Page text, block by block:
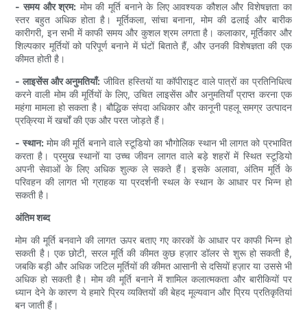
- समय और श्रम: मोम की मूर्ति बनाने के लिए आवश्यक कौशल और विशेषज्ञता का
स्तर बहुत अधिक होता है। मूर्तिकला, सांचा बनाना, मोम की ढलाई और बारीक
कारीगरी, इन सभी में काफी समय और कुशल श्रम लगता है। कलाकार, मूर्तिकार और
शिल्पकार मूर्तियों को परिपूर्ण बनाने में घंटों बिताते हैं, और उनकी विशेषज्ञता की एक
कीमत होती है।
- लाइसेंस और अनुमतियाँ: जीवित हस्तियों या कॉपीराइट वाले पात्रों का प्रतिनिधित्व
करने वाली मोम की मूर्तियों के लिए, उचित लाइसेंस और अनुमतियाँ प्राप्त करना एक
महंगा मामला हो सकता है। बौद्धिक संपदा अधिकार और कानूनी पहलू समग्र उत्पादन
प्रक्रिया में खर्चों की एक और परत जोड़ते हैं।
- स्थान:मोम की मूर्ति बनाने वाले स्टूडियो का भौगोलिक स्थान भी लागत को प्रभावित
करता है। प्रमुख स्थानों या उच्च जीवन लागत वाले बड़े शहरों में स्थित स्टूडियो
अपनी सेवाओं के लिए अधिक शुल्क ले सकते हैं। इसके अलावा, अंतिम मूर्ति के
परिवहन की लागत भी ग्राहक या प्रदर्शनी स्थल के स्थान के आधार पर भिन्न हो
सकती है।
अंतिम शब्द
मोम की मूर्ति बनवाने की लागत ऊपर बताए गए कारकों के आधार पर काफी भिन्न हो
सकती है। एक छोटी, सरल मूर्ति की कीमत कुछ हज़ार डॉलर से शुरू हो सकती है,
जबकि बड़ी और अधिक जटिल मूर्तियों की कीमत आसानी से दसियों हज़ार या उससे भी
अधिक हो सकती है। मोम की मूर्ति बनाने में शामिल कलात्मकता और बारीकियों पर
ध्यान देने के कारण ये हमारे प्रिय व्यक्तियों की बेहद मूल्यवान और प्रिय प्रतिकृतियां
बन जाती हैं।